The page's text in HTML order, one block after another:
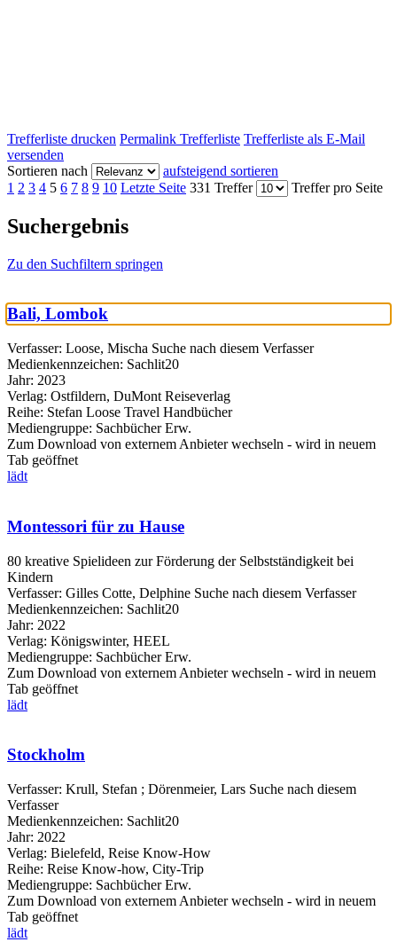
Trefferliste drucken Permalink Trefferliste Trefferliste als E-Mail
versenden
Sortieren nach
aufsteigend sortieren
1 2 3 4 5 6 7 8 9 10 Letzte Seite 331 Treffer Treffer pro Seite
Suchergebnis
Zu den Suchfiltern springen
Bali, Lombok
Verfasser: Loose, Mischa Suche nach diesem Verfasser
Medienkennzeichen: Sachlit20
Jahr: 2023
Verlag: Ostfildern, DuMont Reiseverlag
Reihe: Stefan Loose Travel Handbücher
Mediengruppe: Sachbücher Erw.
Zum Download von externem Anbieter wechseln - wird in neuem
Tab geöffnet
lädt
Montessori für zu Hause
80 kreative Spielideen zur Förderung der Selbstständigkeit bei
Kindern
Verfasser: Gilles Cotte, Delphine Suche nach diesem Verfasser
Medienkennzeichen: Sachlit20
Jahr: 2022
Verlag: Königswinter, HEEL
Mediengruppe: Sachbücher Erw.
Zum Download von externem Anbieter wechseln - wird in neuem
Tab geöffnet
lädt
Stockholm
Verfasser: Krull, Stefan ; Dörenmeier, Lars Suche nach diesem
Verfasser
Medienkennzeichen: Sachlit20
Jahr: 2022
Verlag: Bielefeld, Reise Know-How
Reihe: Reise Know-how, City-Trip
Mediengruppe: Sachbücher Erw.
Zum Download von externem Anbieter wechseln - wird in neuem
Tab geöffnet
lädt